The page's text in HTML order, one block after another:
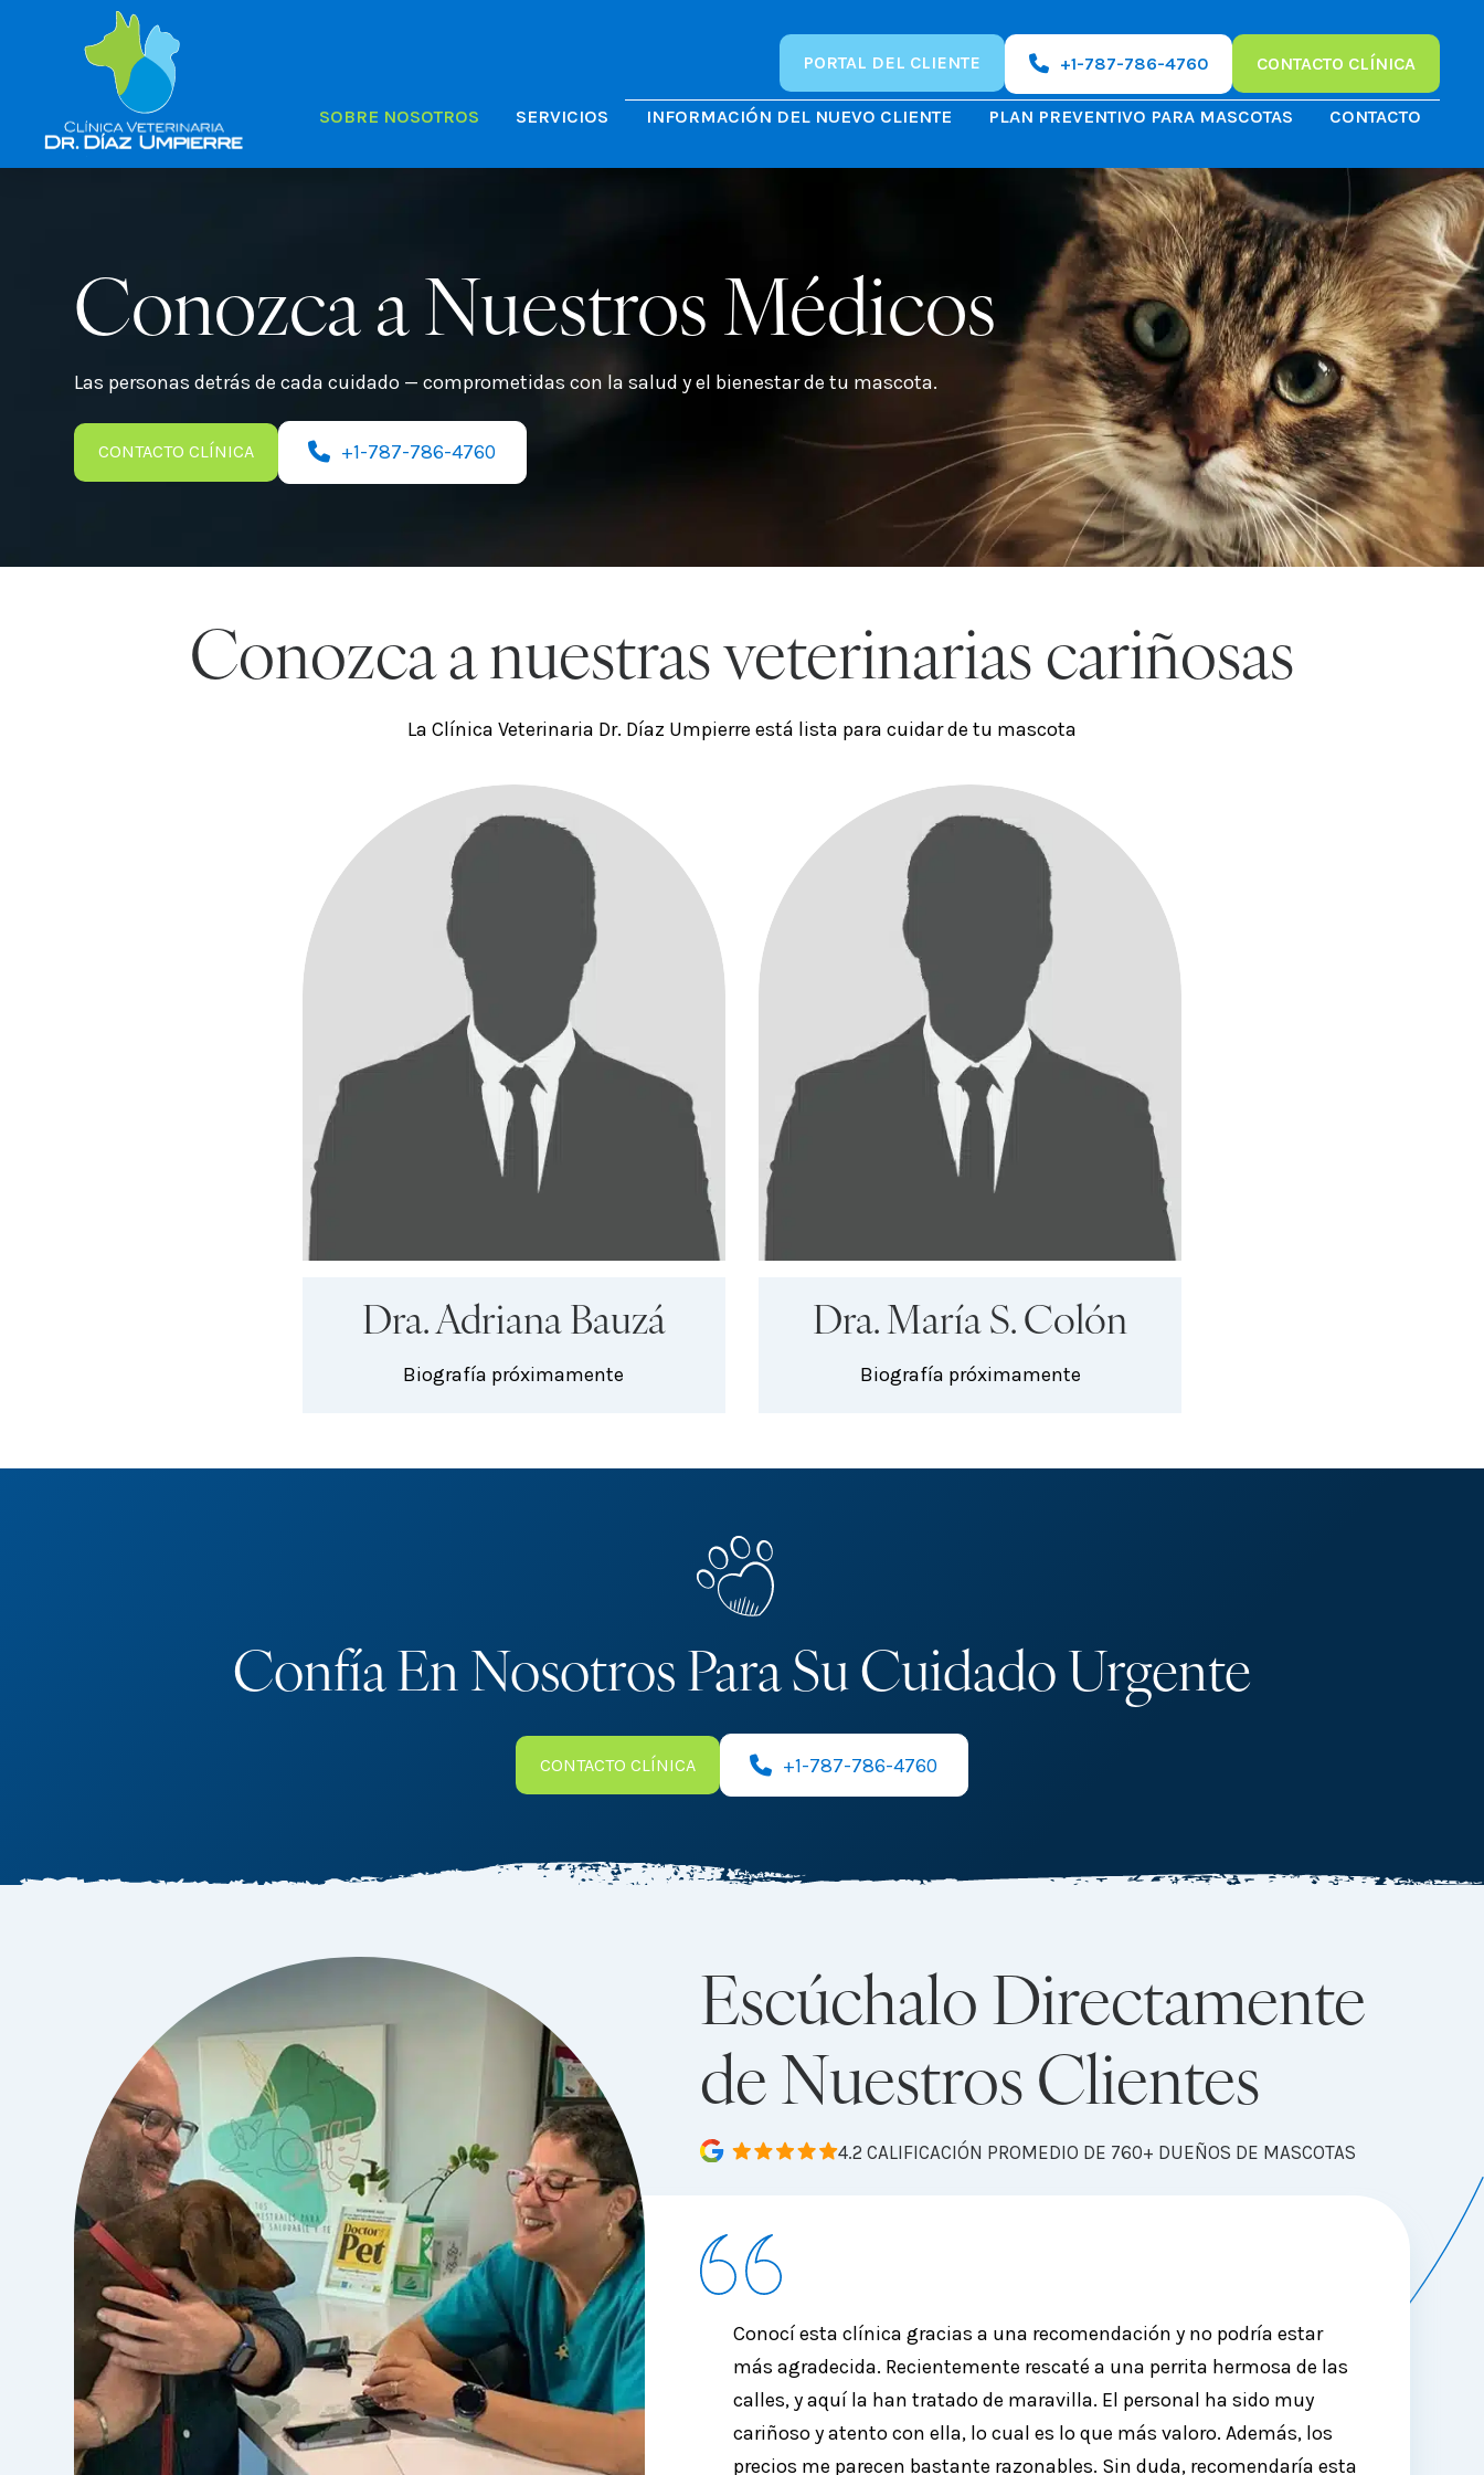
PORTAL DEL CLIENTE +1-787-786-4760 CONTACTO CLÍNICA
SOBRE NOSOTROS SERVICIOS INFORMACIÓN DEL NUEVO CLIENTE PLAN PREVENTIVO PARA MASCOTAS CONTACTO
Conozca a Nuestros Médicos
Las personas detrás de cada cuidado — comprometidas con la salud y el bienestar de tu mascota.
CONTACTO CLÍNICA +1-787-786-4760
Conozca a nuestras veterinarias cariñosas
La Clínica Veterinaria Dr. Díaz Umpierre está lista para cuidar de tu mascota
Dra. Adriana Bauzá
Biografía próximamente
Dra. María S. Colón
Biografía próximamente
Confía En Nosotros Para Su Cuidado Urgente
CONTACTO CLÍNICA +1-787-786-4760
Escúchalo Directamente
de Nuestros Clientes
4.2 CALIFICACIÓN PROMEDIO DE 760+ DUEÑOS DE MASCOTAS
Conocí esta clínica gracias a una recomendación y no podría estar
más agradecida. Recientemente rescaté a una perrita hermosa de las
calles, y aquí la han tratado de maravilla. El personal ha sido muy
cariñoso y atento con ella, lo cual es lo que más valoro. Además, los
precios me parecen bastante razonables. Sin duda, recomendaría esta